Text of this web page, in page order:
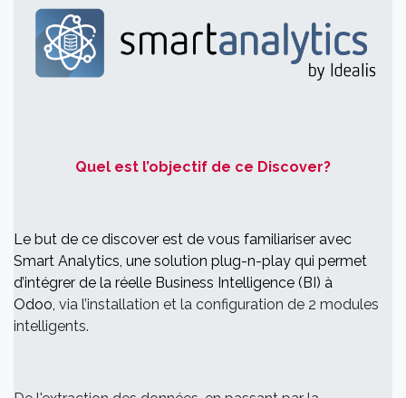
Quel est l’objectif de ce Discover?
Le but de ce discover est de vous familiariser avec
Smart Analytics, une solution plug-n-play qui permet
d’intégrer de la réelle Business Intelligence (BI) à
Odoo, via l’installation et la configuration de 2 modules
intelligents.